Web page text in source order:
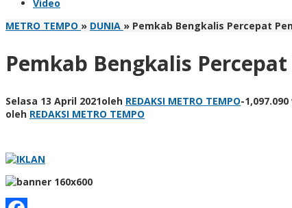
Video
METRO TEMPO » DUNIA » Pemkab Bengkalis Percepat
Pemkab Bengkalis
Selasa 13 April 2021oleh REDAKSI METRO TEMPO-
oleh REDAKSI METRO TEMPO